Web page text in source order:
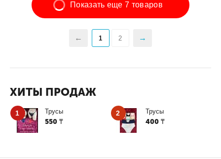
Показать еще 7 товаров
1 2
ХИТЫ ПРОДАЖ
1 Трусы
550 ₸
2 Трусы
400 ₸